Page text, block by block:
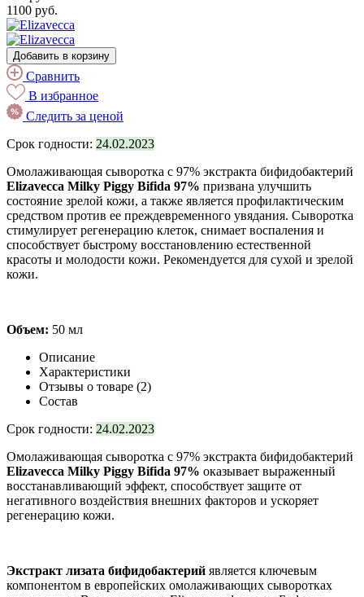
1100 руб.
Добавить в корзину
Сравнить
В избранное
Следить за ценой
Срок годности: 24.02.2023
Омолаживающая сыворотка с 97% экстракта бифидобактерий
Elizavecca Milky Piggy Bifida 97% призвана улучшить
состояние зрелой кожи, а также является профилактическим
средством против ее преждевременного увядания. Сыворотка
стимулирует регенерацию клеток, снимает воспаления и
способствует быстрому восстановлению естественной
красоты и молодости кожи. Рекомендуется для сухой и зрелой
кожи.
Объем: 50 мл
Описание
Характеристики
Отзывы о товаре (2)
Состав
Срок годности: 24.02.2023
Омолаживающая сыворотка с 97% экстракта бифидобактерий
Elizavecca Milky Piggy Bifida 97% оказывает выраженный
восстанавливающий эффект, способствует защите от
негативного воздействия внешних факторов и ускоряет
регенерацию кожи.
Экстракт лизата бифидобактерий является ключевым
компонентом в европейских омолаживающих сыворотках